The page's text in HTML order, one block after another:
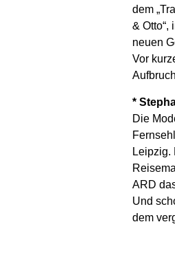
dem
& Otto“,
neuen
Vor
*
Die
Leipzig.
ARD
Und
dem